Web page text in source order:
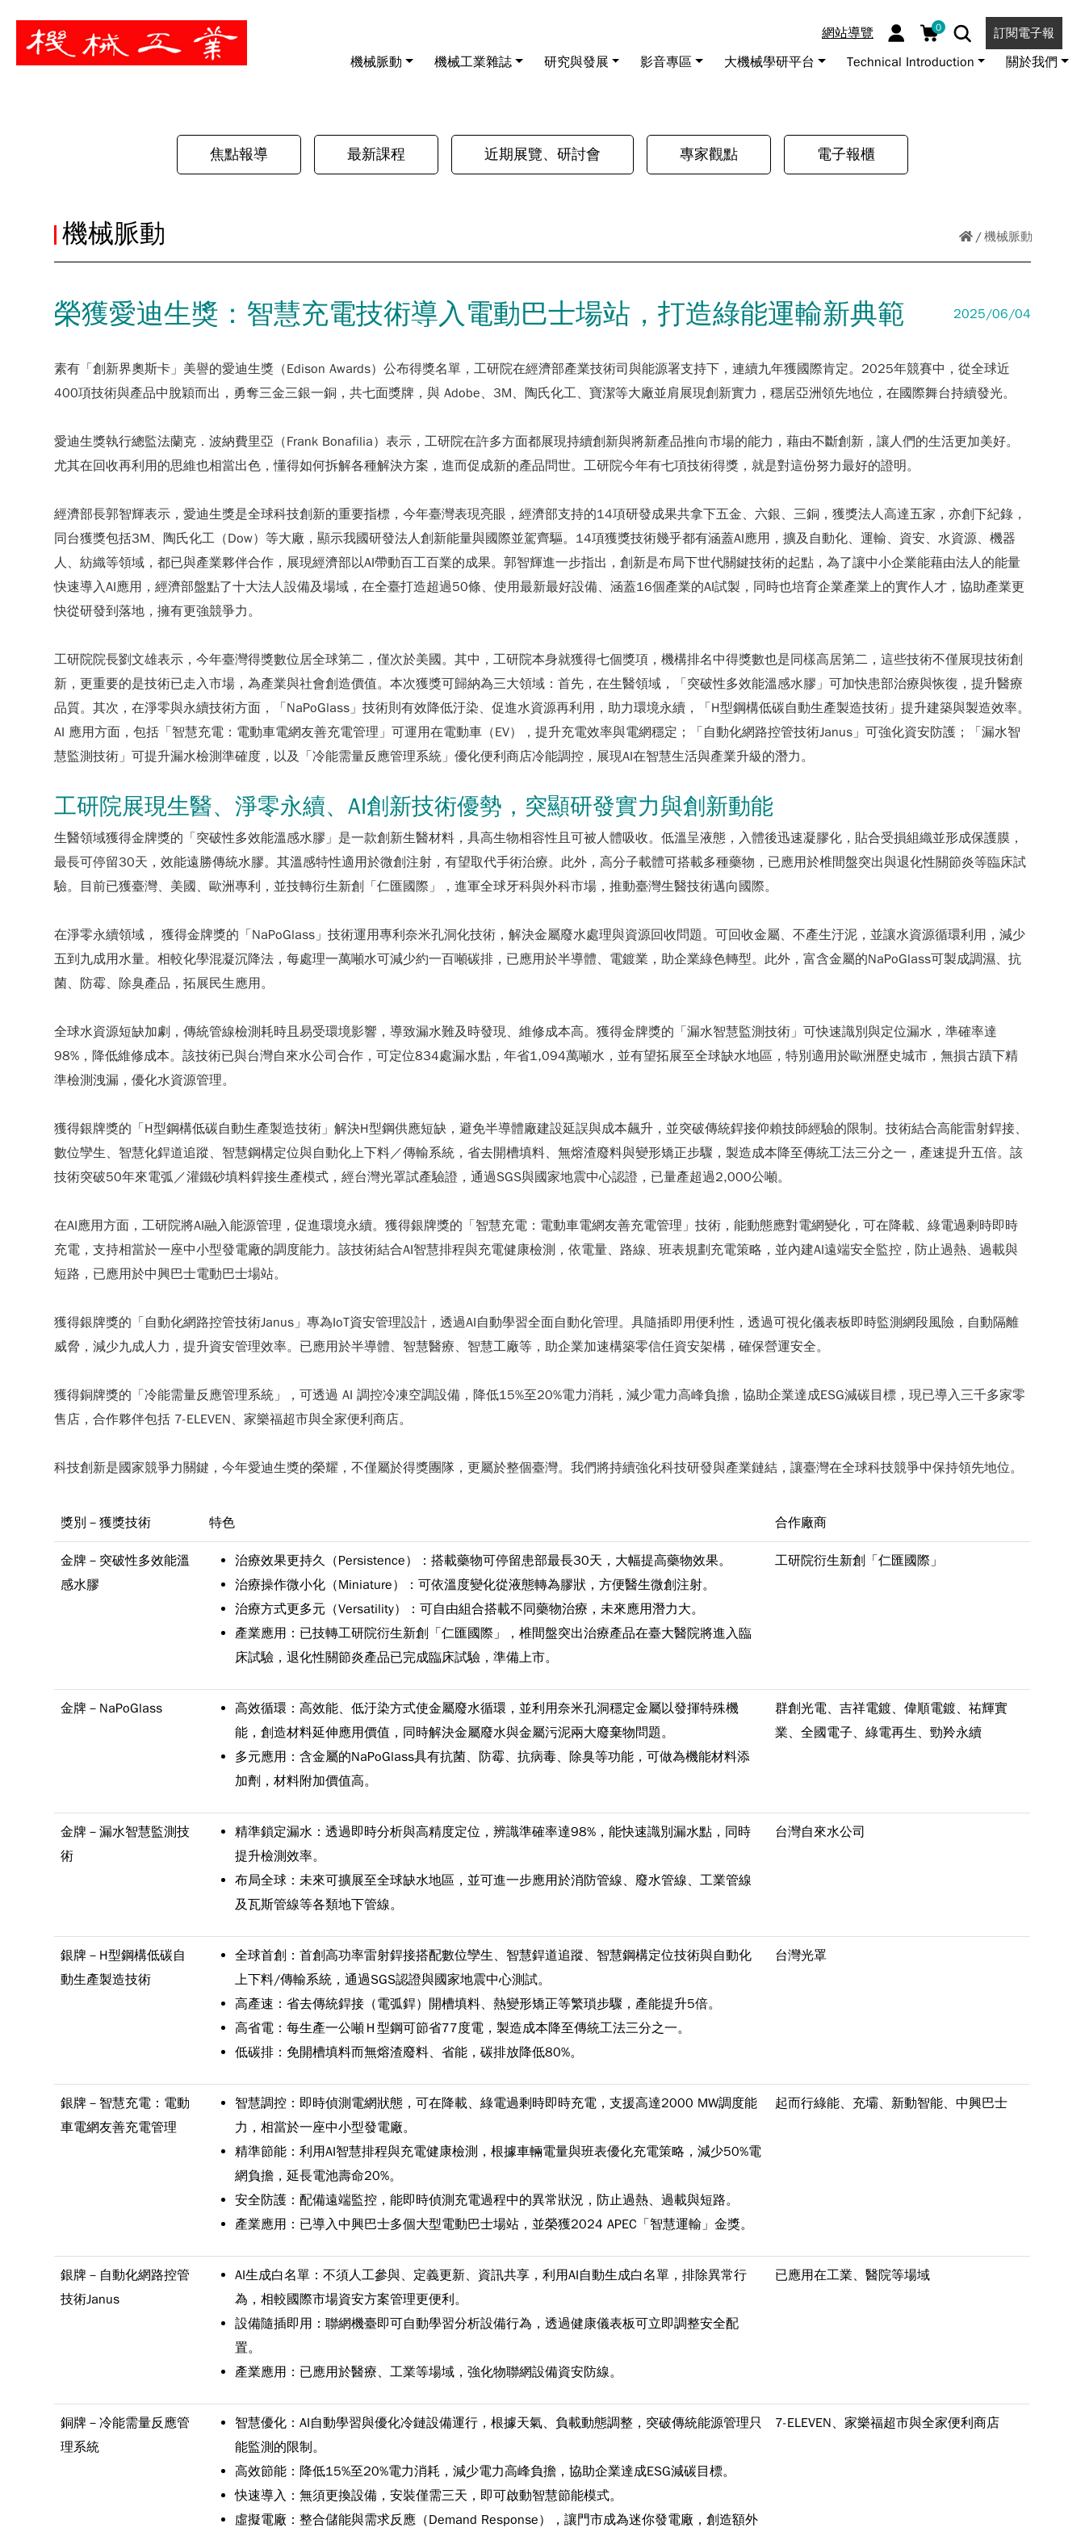
網站導覽 0 訂閱電子報
機械脈動 機械工業雜誌 研究與發展 影音專區 大機械學研平台 Technical Introduction 關於我們
暫停
焦點報導 最新課程 近期展覽、研討會 專家觀點 電子報櫃
機械脈動
機械脈動
榮獲愛迪生獎：智慧充電技術導入電動巴士場站，打造綠能運輸新典範 2025/06/04
素有「創新界奧斯卡」美譽的愛迪生獎（Edison Awards）公布得獎名單，工研院在經濟部產業技術司與能源署支持下，連續九年獲國際肯定。2025年競賽中，從全球近
400項技術與產品中脫穎而出，勇奪三金三銀一銅，共七面獎牌，與 Adobe、3M、陶氏化工、寶潔等大廠並肩展現創新實力，穩居亞洲領先地位，在國際舞台持續發光。
愛迪生獎執行總監法蘭克．波納費里亞（Frank Bonafilia）表示，工研院在許多方面都展現持續創新與將新產品推向市場的能力，藉由不斷創新，讓人們的生活更加美好。
尤其在回收再利用的思維也相當出色，懂得如何拆解各種解決方案，進而促成新的產品問世。工研院今年有七項技術得獎，就是對這份努力最好的證明。
經濟部長郭智輝表示，愛迪生獎是全球科技創新的重要指標，今年臺灣表現亮眼，經濟部支持的14項研發成果共拿下五金、六銀、三銅，獲獎法人高達五家，亦創下紀錄，
同台獲獎包括3M、陶氏化工（Dow）等大廠，顯示我國研發法人創新能量與國際並駕齊驅。14項獲獎技術幾乎都有涵蓋AI應用，擴及自動化、運輸、資安、水資源、機器
人、紡織等領域，都已與產業夥伴合作，展現經濟部以AI帶動百工百業的成果。郭智輝進一步指出，創新是布局下世代關鍵技術的起點，為了讓中小企業能藉由法人的能量
快速導入AI應用，經濟部盤點了十大法人設備及場域，在全臺打造超過50條、使用最新最好設備、涵蓋16個產業的AI試製，同時也培育企業產業上的實作人才，協助產業更
快從研發到落地，擁有更強競爭力。
工研院院長劉文雄表示，今年臺灣得獎數位居全球第二，僅次於美國。其中，工研院本身就獲得七個獎項，機構排名中得獎數也是同樣高居第二，這些技術不僅展現技術創
新，更重要的是技術已走入市場，為產業與社會創造價值。本次獲獎可歸納為三大領域：首先，在生醫領域，「突破性多效能溫感水膠」可加快患部治療與恢復，提升醫療
品質。其次，在淨零與永續技術方面，「NaPoGlass」技術則有效降低汙染、促進水資源再利用，助力環境永續，「H型鋼構低碳自動生產製造技術」提升建築與製造效率。
AI 應用方面，包括「智慧充電：電動車電網友善充電管理」可運用在電動車（EV），提升充電效率與電網穩定；「自動化網路控管技術Janus」可強化資安防護；「漏水智
慧監測技術」可提升漏水檢測準確度，以及「冷能需量反應管理系統」優化便利商店冷能調控，展現AI在智慧生活與產業升級的潛力。
工研院展現生醫、淨零永續、AI創新技術優勢，突顯研發實力與創新動能
生醫領域獲得金牌獎的「突破性多效能溫感水膠」是一款創新生醫材料，具高生物相容性且可被人體吸收。低溫呈液態，入體後迅速凝膠化，貼合受損組織並形成保護膜，
最長可停留30天，效能遠勝傳統水膠。其溫感特性適用於微創注射，有望取代手術治療。此外，高分子載體可搭載多種藥物，已應用於椎間盤突出與退化性關節炎等臨床試
驗。目前已獲臺灣、美國、歐洲專利，並技轉衍生新創「仁匯國際」，進軍全球牙科與外科市場，推動臺灣生醫技術邁向國際。
在淨零永續領域， 獲得金牌獎的「NaPoGlass」技術運用專利奈米孔洞化技術，解決金屬廢水處理與資源回收問題。可回收金屬、不產生汙泥，並讓水資源循環利用，減少
五到九成用水量。相較化學混凝沉降法，每處理一萬噸水可減少約一百噸碳排，已應用於半導體、電鍍業，助企業綠色轉型。此外，富含金屬的NaPoGlass可製成調濕、抗
菌、防霉、除臭產品，拓展民生應用。
全球水資源短缺加劇，傳統管線檢測耗時且易受環境影響，導致漏水難及時發現、維修成本高。獲得金牌獎的「漏水智慧監測技術」可快速識別與定位漏水，準確率達
98%，降低維修成本。該技術已與台灣自來水公司合作，可定位834處漏水點，年省1,094萬噸水，並有望拓展至全球缺水地區，特別適用於歐洲歷史城市，無損古蹟下精
準檢測洩漏，優化水資源管理。
獲得銀牌獎的「H型鋼構低碳自動生產製造技術」解決H型鋼供應短缺，避免半導體廠建設延誤與成本飆升，並突破傳統銲接仰賴技師經驗的限制。技術結合高能雷射銲接、
數位孿生、智慧化銲道追蹤、智慧鋼構定位與自動化上下料／傳輸系統，省去開槽填料、無熔渣廢料與變形矯正步驟，製造成本降至傳統工法三分之一，產速提升五倍。該
技術突破50年來電弧／灌鐵砂填料銲接生產模式，經台灣光罩試產驗證，通過SGS與國家地震中心認證，已量產超過2,000公噸。
在AI應用方面，工研院將AI融入能源管理，促進環境永續。獲得銀牌獎的「智慧充電：電動車電網友善充電管理」技術，能動態應對電網變化，可在降載、綠電過剩時即時
充電，支持相當於一座中小型發電廠的調度能力。該技術結合AI智慧排程與充電健康檢測，依電量、路線、班表規劃充電策略，並內建AI遠端安全監控，防止過熱、過載與
短路，已應用於中興巴士電動巴士場站。
獲得銀牌獎的「自動化網路控管技術Janus」專為IoT資安管理設計，透過AI自動學習全面自動化管理。具隨插即用便利性，透過可視化儀表板即時監測網段風險，自動隔離
威脅，減少九成人力，提升資安管理效率。已應用於半導體、智慧醫療、智慧工廠等，助企業加速構築零信任資安架構，確保營運安全。
獲得銅牌獎的「冷能需量反應管理系統」，可透過 AI 調控冷凍空調設備，降低15%至20%電力消耗，減少電力高峰負擔，協助企業達成ESG減碳目標，現已導入三千多家零
售店，合作夥伴包括 7-ELEVEN、家樂福超市與全家便利商店。
科技創新是國家競爭力關鍵，今年愛迪生獎的榮耀，不僅屬於得獎團隊，更屬於整個臺灣。我們將持續強化科技研發與產業鏈結，讓臺灣在全球科技競爭中保持領先地位。
獎別－獲獎技術 特色 合作廠商
金牌－突破性多效能溫
感水膠
治療效果更持久（Persistence）：搭載藥物可停留患部最長30天，大幅提高藥物效果。
治療操作微小化（Miniature）：可依溫度變化從液態轉為膠狀，方便醫生微創注射。
治療方式更多元（Versatility）：可自由組合搭載不同藥物治療，未來應用潛力大。
產業應用：已技轉工研院衍生新創「仁匯國際」，椎間盤突出治療產品在臺大醫院將進入臨
床試驗，退化性關節炎產品已完成臨床試驗，準備上市。
工研院衍生新創「仁匯國際」
金牌－NaPoGlass
高效循環：高效能、低汙染方式使金屬廢水循環，並利用奈米孔洞穩定金屬以發揮特殊機
能，創造材料延伸應用價值，同時解決金屬廢水與金屬污泥兩大廢棄物問題。
多元應用：含金屬的NaPoGlass具有抗菌、防霉、抗病毒、除臭等功能，可做為機能材料添
加劑，材料附加價值高。
群創光電、吉祥電鍍、偉順電鍍、祐輝實
業、全國電子、綠電再生、勁羚永續
金牌－漏水智慧監測技
術
精準鎖定漏水：透過即時分析與高精度定位，辨識準確率達98%，能快速識別漏水點，同時
提升檢測效率。
布局全球：未來可擴展至全球缺水地區，並可進一步應用於消防管線、廢水管線、工業管線
及瓦斯管線等各類地下管線。
台灣自來水公司
銀牌－H型鋼構低碳自
動生產製造技術
全球首創：首創高功率雷射銲接搭配數位孿生、智慧銲道追蹤、智慧鋼構定位技術與自動化
上下料/傳輸系統，通過SGS認證與國家地震中心測試。
高產速：省去傳統銲接（電弧銲）開槽填料、熱變形矯正等繁瑣步驟，產能提升5倍。
高省電：每生產一公噸Ｈ型鋼可節省77度電，製造成本降至傳統工法三分之一。
低碳排：免開槽填料而無熔渣廢料、省能，碳排放降低80%。
台灣光罩
銀牌－智慧充電：電動
車電網友善充電管理
智慧調控：即時偵測電網狀態，可在降載、綠電過剩時即時充電，支援高達2000 MW調度能
力，相當於一座中小型發電廠。
精準節能：利用AI智慧排程與充電健康檢測，根據車輛電量與班表優化充電策略，減少50%電
網負擔，延長電池壽命20%。
安全防護：配備遠端監控，能即時偵測充電過程中的異常狀況，防止過熱、過載與短路。
產業應用：已導入中興巴士多個大型電動巴士場站，並榮獲2024 APEC「智慧運輸」金獎。
起而行綠能、充壩、新動智能、中興巴士
銀牌－自動化網路控管
技術Janus
AI生成白名單：不須人工參與、定義更新、資訊共享，利用AI自動生成白名單，排除異常行
為，相較國際市場資安方案管理更便利。
設備隨插即用：聯網機臺即可自動學習分析設備行為，透過健康儀表板可立即調整安全配
置。
產業應用：已應用於醫療、工業等場域，強化物聯網設備資安防線。
已應用在工業、醫院等場域
銅牌－冷能需量反應管
理系統
智慧優化：AI自動學習與優化冷鏈設備運行，根據天氣、負載動態調整，突破傳統能源管理只
能監測的限制。
高效節能：降低15%至20%電力消耗，減少電力高峰負擔，協助企業達成ESG減碳目標。
快速導入：無須更換設備，安裝僅需三天，即可啟動智慧節能模式。
虛擬電廠：整合儲能與需求反應（Demand Response），讓門市成為迷你發電廠，創造額外
7-ELEVEN、家樂福超市與全家便利商店